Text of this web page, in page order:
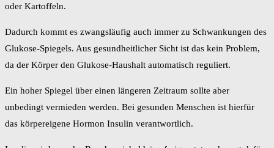
oder Kartoffeln.
Dadurch kommt es zwangsläufig auch immer zu Schwankungen des
Glukose-Spiegels. Aus gesundheitlicher Sicht ist das kein Problem,
da der Körper den Glukose-Haushalt automatisch reguliert.
Ein hoher Spiegel über einen längeren Zeitraum sollte aber
unbedingt vermieden werden. Bei gesunden Menschen ist hierfür
das körpereigene Hormon Insulin verantwortlich.